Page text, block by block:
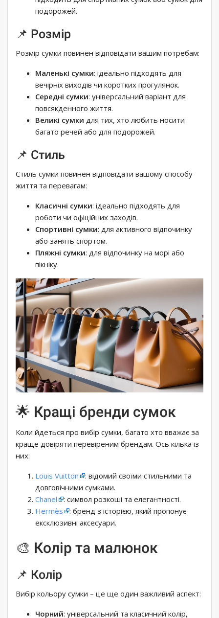
подорожей.
📌 Розмір
Розмір сумки повинен відповідати вашим потребам:
Маленькі сумки: ідеально підходять для
вечірніх виходів чи коротких прогулянок.
Середні сумки: універсальний варіант для
повсякденного життя.
Великі сумки для тих, хто любить носити
багато речей або для подорожей.
📌 Стиль
Стиль сумки повинен відповідати вашому способу
життя та перевагам:
Класичні сумки: ідеально підходять для
роботи чи офіційних заходів.
Спортивні сумки: для активного відпочинку
або занять спортом.
Пляжні сумки: для відпочинку на морі або
пікніку.
🌟 Кращі бренди сумок
Коли йдеться про вибір сумки, багато хто вважає за
краще довіряти перевіреним брендам. Ось кілька із
них:
Louis Vuitton
: відомий своїми стильними та
довговічними сумками.
Chanel
: символ розкоші та елегантності.
Hermès
: бренд з історією, який пропонує
ексклюзивні аксесуари.
🎨 Колір та малюнок
📌 Колір
Вибір кольору сумки – це ще один важливий аспект:
Чорний: універсальний та класичний колір,